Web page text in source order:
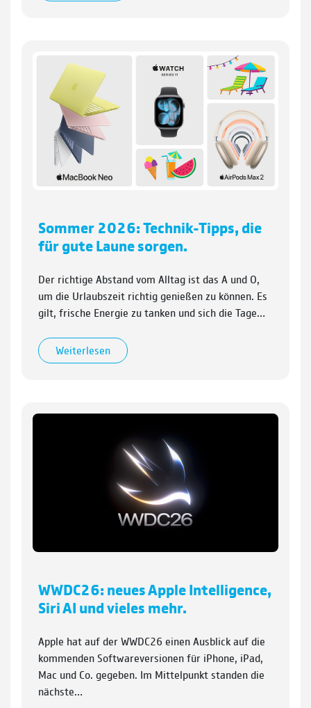
Sommer 2026: Technik-Tipps, die
für gute Laune sorgen.
Der richtige Abstand vom Alltag ist das A und O,
um die Urlaubszeit richtig genießen zu können. Es
gilt, frische Energie zu tanken und sich die Tage…
Weiterlesen
WWDC26: neues Apple Intelligence,
Siri AI und vieles mehr.
Apple hat auf der WWDC26 einen Ausblick auf die
kommenden Softwareversionen für iPhone, iPad,
Mac und Co. gegeben. Im Mittelpunkt standen die
nächste…